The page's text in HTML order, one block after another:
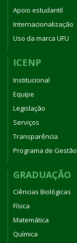
Apoio estudantil
Internacionalização
Uso da marca UFU
ICENP
Institucional
Equipe
Legislação
Serviços
Transparência
Programa de Gestão
GRADUAÇÃO
Ciências Biológicas
Física
Matemática
Química